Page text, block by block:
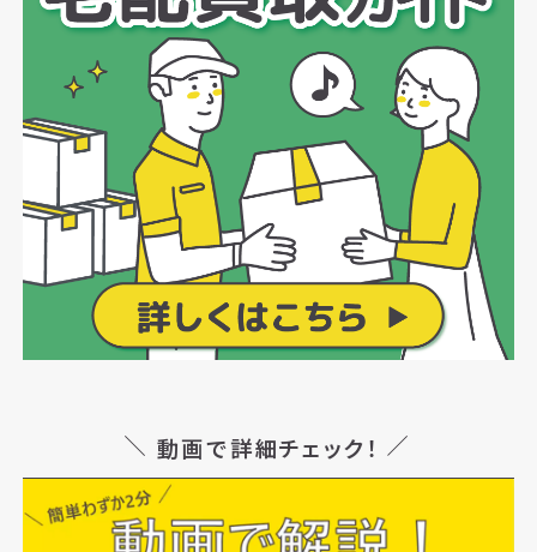
動画で詳細チェック！